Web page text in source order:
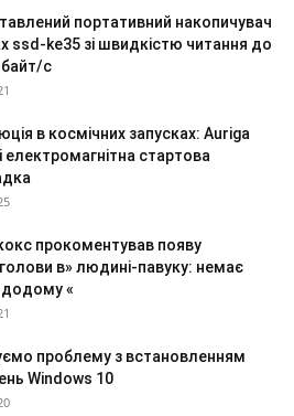
портативний накопичувач
ssd-ke35 зі швидкістю читання до
с
в космічних запусках: Auriga
електромагнітна стартова
прокоментував появу
в» людині-павуку: немає
«
проблему з встановленням
Windows 10